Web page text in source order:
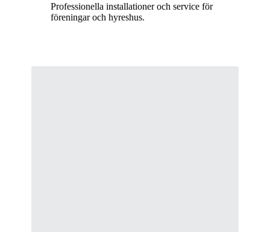
Professionella installationer och service för
föreningar och hyreshus.